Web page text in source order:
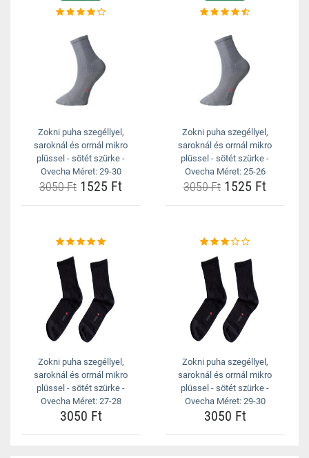
Zokni puha szegéllyel,
saroknál és orrnál mikro
plüssel - sötét szürke -
Ovecha Méret: 29-30
3050 Ft 1525 Ft
Zokni puha szegéllyel,
saroknál és orrnál mikro
plüssel - sötét szürke -
Ovecha Méret: 25-26
3050 Ft 1525 Ft
Zokni puha szegéllyel,
saroknál és orrnál mikro
plüssel - sötét szürke -
Ovecha Méret: 27-28
3050 Ft
Zokni puha szegéllyel,
saroknál és orrnál mikro
plüssel - sötét szürke -
Ovecha Méret: 29-30
3050 Ft